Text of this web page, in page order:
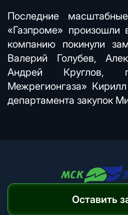
Последние
«Газпроме» произошли
компанию покинули
Валерий Голубев,
Андрей Круглов,
Межрегионгаза»
департамента закупок
Оставить